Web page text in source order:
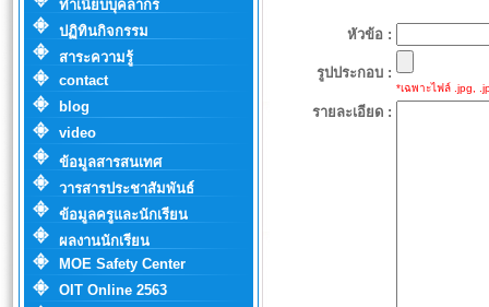
ทำเนียบบุคลากร
ปฏิทินกิจกรรม
สาระความรู้
contact
blog
video
ข้อมูลสารสนเทศ
วารสารประชาสัมพันธ์
ข้อมูลครูและนักเรียน
ผลงานนักเรียน
MOE Safety Center
OIT Online 2563
หัวข้อ :
รูปประกอบ :
*เฉพาะไฟล์ .jpg,
รายละเอียด :